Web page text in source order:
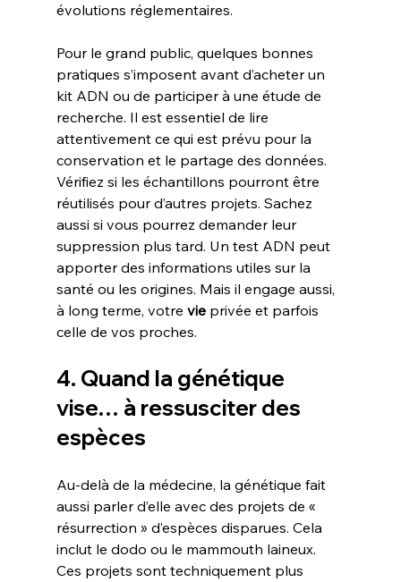
évolutions réglementaires.
Pour le grand public, quelques bonnes
pratiques s’imposent avant d’acheter un
kit ADN ou de participer à une étude de
recherche. Il est essentiel de lire
attentivement ce qui est prévu pour la
conservation et le partage des données.
Vérifiez si les échantillons pourront être
réutilisés pour d’autres projets. Sachez
aussi si vous pourrez demander leur
suppression plus tard. Un test ADN peut
apporter des informations utiles sur la
santé ou les origines. Mais il engage aussi,
à long terme, votre vie privée et parfois
celle de vos proches.
4. Quand la génétique
vise… à ressusciter des
espèces
Au-delà de la médecine, la génétique fait
aussi parler d’elle avec des projets de «
résurrection » d’espèces disparues. Cela
inclut le dodo ou le mammouth laineux.
Ces projets sont techniquement plus